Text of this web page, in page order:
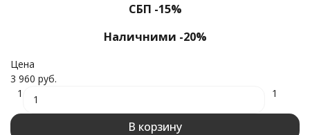
СБП -15%
Наличними -20%
Цена
3 960 руб.
1
1
В корзину